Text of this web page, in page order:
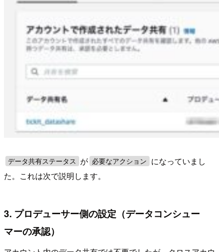
データ共有ステータス が 必要なアクション
になっていまし
た。これは次で説明します。
3. プロデューサー側の設定（データコンシュー
マーの承認）